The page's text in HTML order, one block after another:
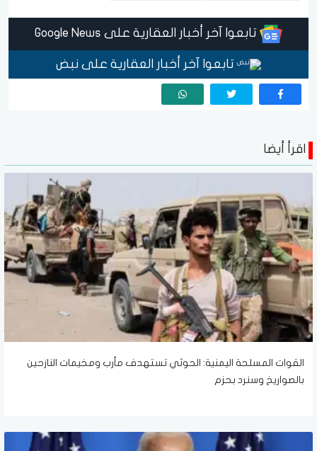
تابعوا آخر أخبار العقارية على Google News
تابعوا آخر أخبار العقارية على نبض
اقرأ أيضا
القوات المسلحة اليمنية: الحوثي تستهدف مأرب ومخيمات النازحين
بالصواريخ وسنرد بحزم